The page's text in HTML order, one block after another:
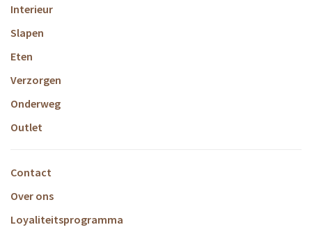
Interieur
Slapen
Eten
Verzorgen
Onderweg
Outlet
Contact
Over ons
Loyaliteitsprogramma